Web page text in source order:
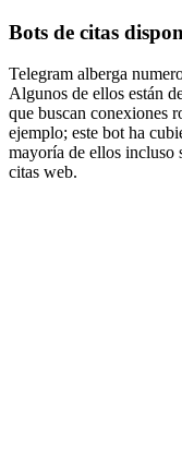
Bots de citas
Telegram alberga
Algunos de ellos están
que buscan conexiones
ejemplo; este bot ha
mayoría de ellos incluso
citas web.